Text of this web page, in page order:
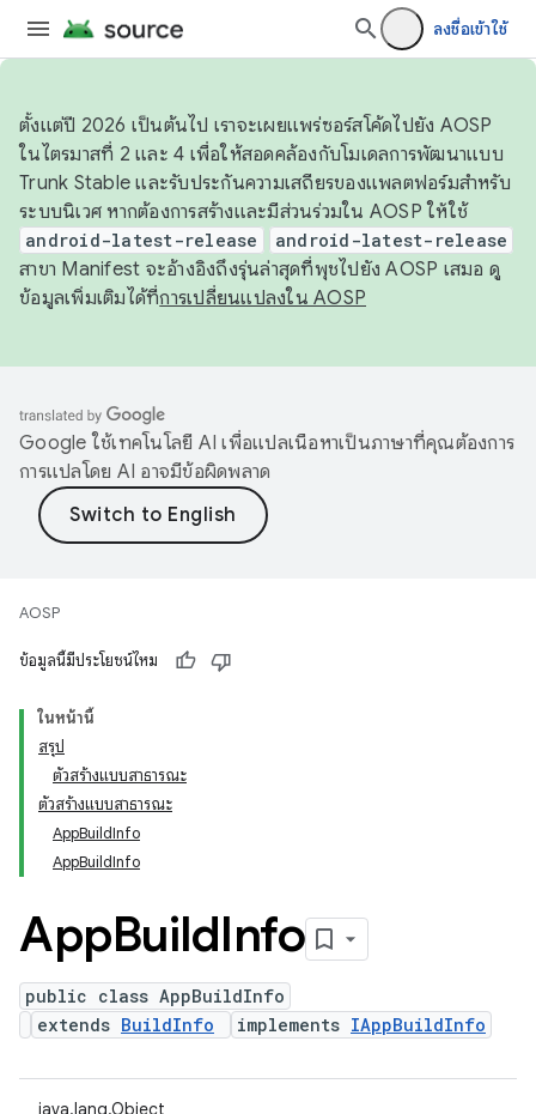
ลงชื่อเข้าใช้
ตั้งแต่ปี 2026 เป็นต้นไป เราจะเผยแพร่ซอร์สโค้ดไปยัง AOSP
ในไตรมาสที่ 2 และ 4 เพื่อให้สอดคล้องกับโมเดลการพัฒนาแบบ
Trunk Stable และรับประกันความเสถียรของแพลตฟอร์มสำหรับ
ระบบนิเวศ หากต้องการสร้างและมีส่วนร่วมใน AOSP ให้ใช้
android-latest-release android-latest-release
สาขา Manifest จะอ้างอิงถึงรุ่นล่าสุดที่พุชไปยัง AOSP เสมอ ดู
ข้อมูลเพิ่มเติมได้ที่การเปลี่ยนแปลงใน AOSP
Google ใช้เทคโนโลยี AI เพื่อแปลเนื้อหาเป็นภาษาที่คุณต้องการ
การแปลโดย AI อาจมีข้อผิดพลาด
AOSP
ข้อมูลนี้มีประโยชน์ไหม
ในหน้านี้
สรุป
ตัวสร้างแบบสาธารณะ
ตัวสร้างแบบสาธารณะ
AppBuildInfo
AppBuildInfo
AppBuildInfo
public class AppBuildInfo
extends BuildInfo implements IAppBuildInfo
java.lang.Object